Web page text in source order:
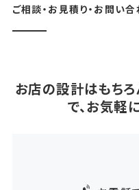
ご相談・お見積り・お問い
お店の設計はもち
で、お気軽